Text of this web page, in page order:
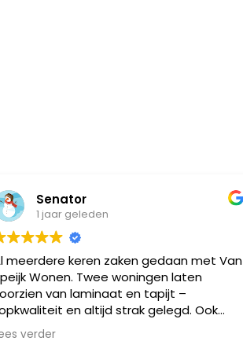
Senator
1 jaar geleden
meerdere keren zaken gedaan met Van
Wonen. Twee woningen laten
van laminaat en tapijt –
en altijd strak gelegd. Ook
vrienden via mij geholpen,
zeer tevreden. Betrouwbaar,
verder